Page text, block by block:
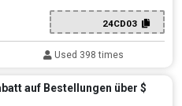
24CD03
Used 398 times
auf Bestellungen über $